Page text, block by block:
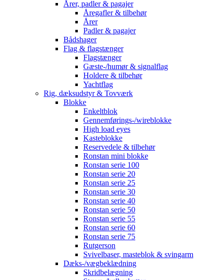
Årer, padler & pagajer
Åregafler & tilbehør
Årer
Padler & pagajer
Bådshager
Flag & flagstænger
Flagstænger
Gæste-/humør & signalflag
Holdere & tilbehør
Yachtflag
Rig, dæksudstyr & Tovværk
Blokke
Enkeltblok
Gennemførings-/wireblokke
High load eyes
Kasteblokke
Reservedele & tilbehør
Ronstan mini blokke
Ronstan serie 100
Ronstan serie 20
Ronstan serie 25
Ronstan serie 30
Ronstan serie 40
Ronstan serie 50
Ronstan serie 55
Ronstan serie 60
Ronstan serie 75
Rutgerson
Svivelbaser, masteblok & svingarm
Dæks-/vægbeklædning
Skridbelægning